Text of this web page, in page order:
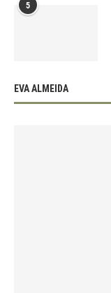
5
EVA ALMEIDA